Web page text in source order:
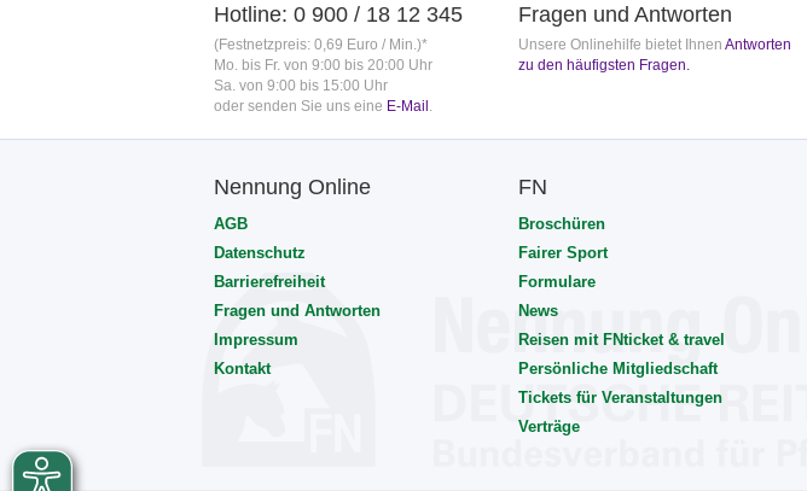
Hotline: 0 900 / 18 12 345
(Festnetzpreis: 0,69 Euro / Min.)*
Mo. bis Fr. von 9:00 bis 20:00 Uhr
Sa. von 9:00 bis 15:00 Uhr
oder senden Sie uns eine E-Mail .
Fragen und Antworten
Unsere Onlinehilfe bietet Ihnen Antworten
zu den häufigsten Fragen.
Nennung Online
AGB
Datenschutz
Barrierefreiheit
Fragen und Antworten
Impressum
Kontakt
FN
Broschüren
Fairer Sport
Formulare
News
Reisen mit FNticket & travel
Persönliche Mitgliedschaft
Tickets für Veranstaltungen
Verträge